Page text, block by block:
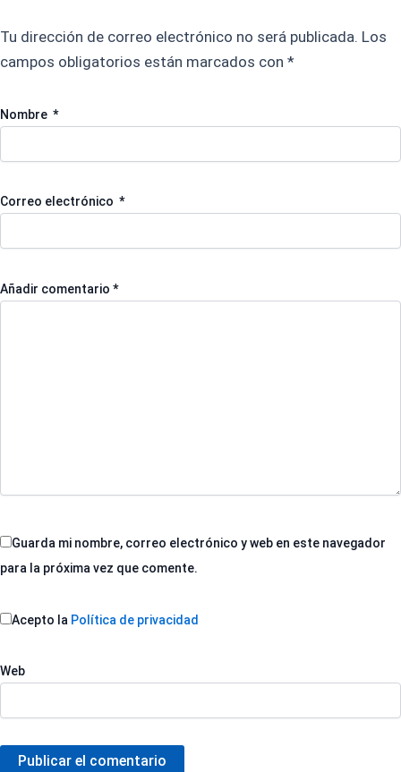
Tu dirección de correo electrónico no será publicada. Los
campos obligatorios están marcados con *
Nombre *
Correo electrónico *
Añadir comentario *
Guarda mi nombre, correo electrónico y web en este navegador
para la próxima vez que comente.
Acepto la Política de privacidad
Web
Publicar el comentario